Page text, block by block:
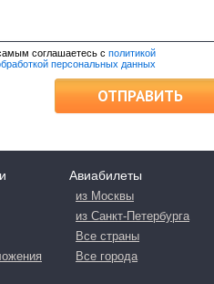
соглашаетесь с политикой
персональных данных
ОТПРАВИТЬ
Авиабилеты
из Москвы
из Санкт-Петербурга
Все страны
Все города